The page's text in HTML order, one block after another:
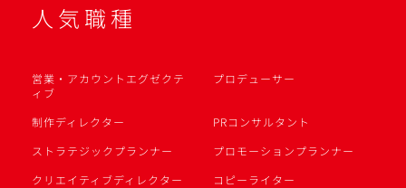
人気職種
営業・アカウントエグゼクテ
ィブ
プロデューサー
制作ディレクター
PRコンサルタント
ストラテジックプランナー
プロモーションプランナー
クリエイティブディレクター
コピーライター